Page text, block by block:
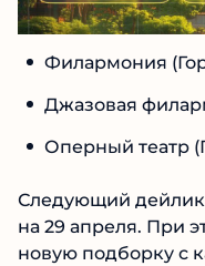
Филармония
Джазовая
Оперный театр
Следующий дейлик
на 29 апреля. При
новую подборку с